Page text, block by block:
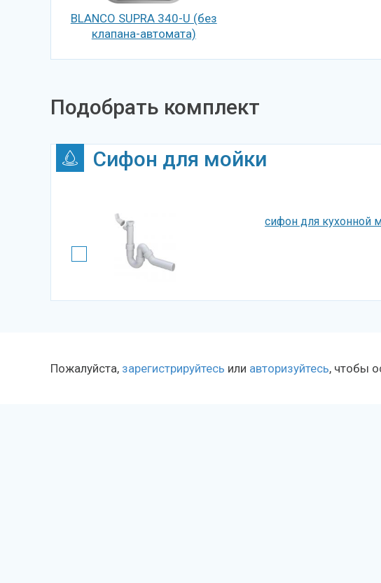
BLANCO SUPRA 340-U (без
клапана-автомата)
Подобрать комплект
Сифон для мойки
сифон для кухонной
Пожалуйста, зарегистрируйтесь или авторизуйтесь, чтобы